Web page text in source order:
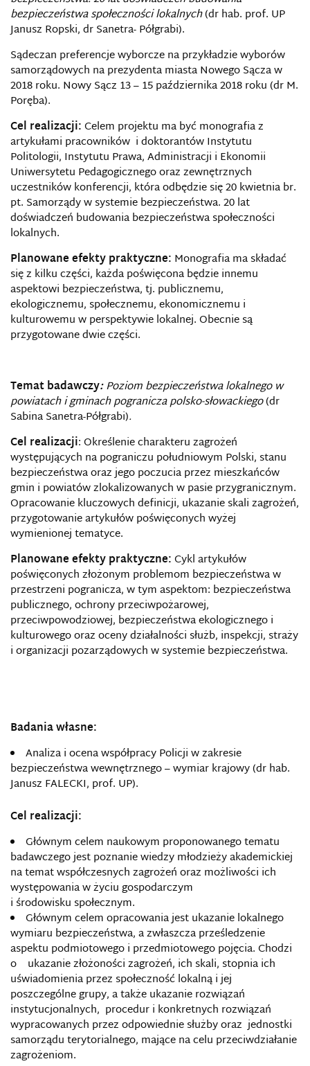
bezpieczeństwa społeczności lokalnych(dr hab. prof. UP
Janusz Ropski, dr Sanetra- Półgrabi).
Sądeczan preferencje wyborcze na przykładzie wyborów
samorządowych na prezydenta miasta Nowego Sącza w
2018 roku. Nowy Sącz 13 – 15 października 2018 roku (dr M.
Poręba).
Cel realizacji:Celem projektu ma być monografia z
artykułami pracowników i doktorantów Instytutu
Politologii, Instytutu Prawa, Administracji i Ekonomii
Uniwersytetu Pedagogicznego oraz zewnętrznych
uczestników konferencji, która odbędzie się 20 kwietnia br.
pt. Samorządy w systemie bezpieczeństwa. 20 lat
doświadczeń budowania bezpieczeństwa społeczności
lokalnych.
Planowane efekty praktyczne: Monografia ma składać
się z kilku części, każda poświęcona będzie innemu
aspektowi bezpieczeństwa, tj. publicznemu,
ekologicznemu, społecznemu, ekonomicznemu i
kulturowemu w perspektywie lokalnej. Obecnie są
przygotowane dwie części.
Temat badawczy:Poziom bezpieczeństwa lokalnego w
powiatach i gminach pogranicza polsko-słowackiego(dr
Sabina Sanetra-Półgrabi).
Cel realizacji: Określenie charakteru zagrożeń
występujących na pograniczu południowym Polski, stanu
bezpieczeństwa oraz jego poczucia przez mieszkańców
gmin i powiatów zlokalizowanych w pasie przygranicznym.
Opracowanie kluczowych definicji, ukazanie skali zagrożeń,
przygotowanie artykułów poświęconych wyżej
wymienionej tematyce.
Planowane efekty praktyczne:Cykl artykułów
poświęconych złożonym problemom bezpieczeństwa w
przestrzeni pogranicza, w tym aspektom: bezpieczeństwa
publicznego, ochrony przeciwpożarowej,
przeciwpowodziowej, bezpieczeństwa ekologicznego i
kulturowego oraz oceny działalności służb, inspekcji, straży
i organizacji pozarządowych w systemie bezpieczeństwa.
Badania własne:
Analiza i ocena współpracy Policji w zakresie
bezpieczeństwa wewnętrznego – wymiar krajowy (dr hab.
Janusz FALECKI, prof. UP).
Cel realizacji:
Głównym celem naukowym proponowanego tematu
badawczego jest poznanie wiedzy młodzieży akademickiej
na temat współczesnych zagrożeń oraz możliwości ich
występowania w życiu gospodarczym
i środowisku społecznym.
Głównym celem opracowania jest ukazanie lokalnego
wymiaru bezpieczeństwa, a zwłaszcza prześledzenie
aspektu podmiotowego i przedmiotowego pojęcia. Chodzi
o ukazanie złożoności zagrożeń, ich skali, stopnia ich
uświadomienia przez społeczność lokalną i jej
poszczególne grupy, a także ukazanie rozwiązań
instytucjonalnych, procedur i konkretnych rozwiązań
wypracowanych przez odpowiednie służby oraz jednostki
samorządu terytorialnego, mające na celu przeciwdziałanie
zagrożeniom.